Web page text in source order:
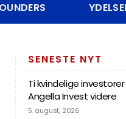
SENESTE NYT
Ti kvindelige
Angella Invest videre
5. august, 2026